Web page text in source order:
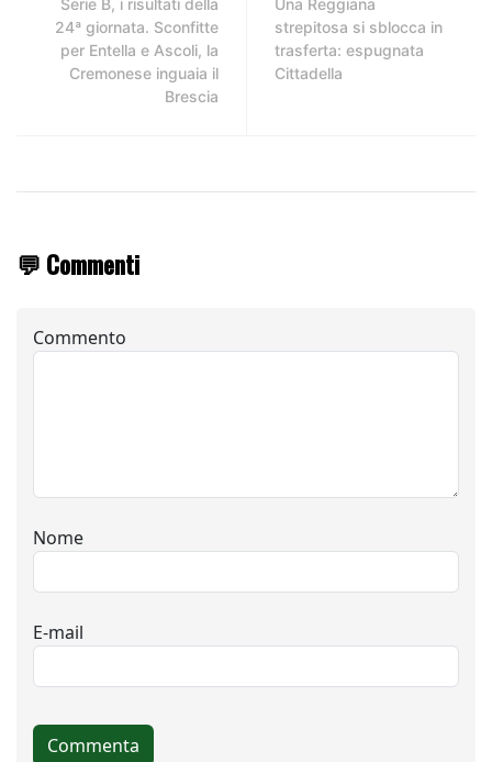
24ª giornata. Sconfitte
per Entella e Ascoli, la
Cremonese inguaia il
Brescia
strepitosa si sblocca in
trasferta: espugnata
Cittadella
💬 Commenti